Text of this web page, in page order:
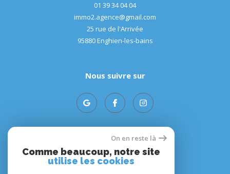
01 39 34 04 04
immo2.agence@gmail.com
25 rue de l'Arrivée
95880 enghien-les-bains
Nous suivre sur
Adhérents
On en reste là
Comme beaucoup, notre site
utilise les cookies